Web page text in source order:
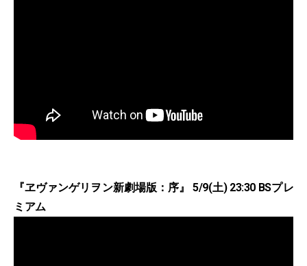
『ヱヴァンゲリヲン新劇場版：序』 5/9(土) 23:30 BSプレ
ミアム